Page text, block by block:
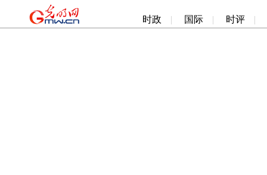
时政 | 国际 | 时评 |